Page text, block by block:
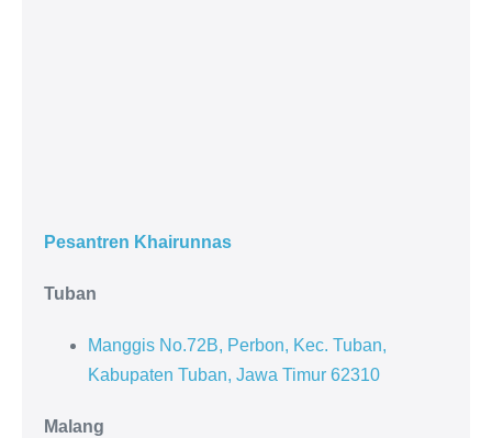
Pesantren Khairunnas
Tuban
Manggis No.72B, Perbon, Kec. Tuban,
Kabupaten Tuban, Jawa Timur 62310
Malang